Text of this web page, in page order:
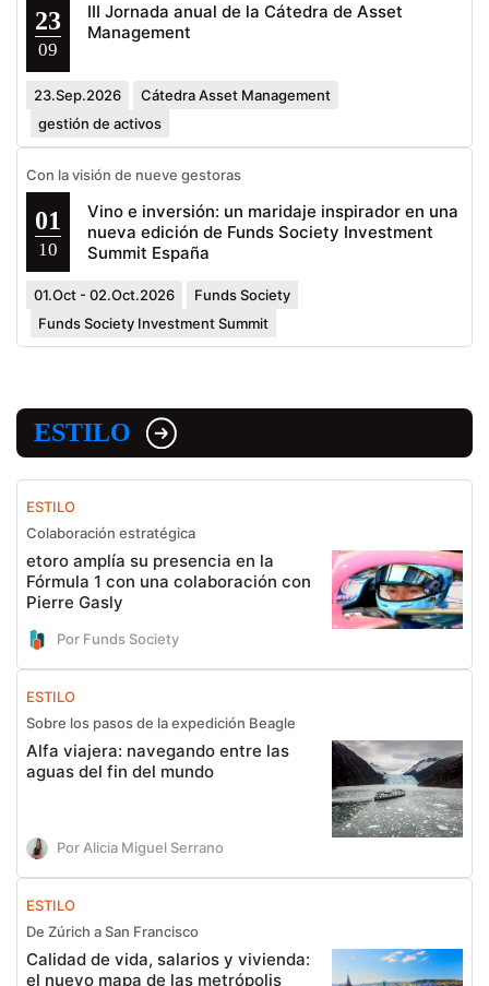
23
09
III Jornada anual de la Cátedra de Asset
Management
23.Sep.2026
Cátedra Asset Management
gestión de activos
Con la visión de nueve gestoras
01
10
Vino e inversión: un maridaje inspirador en una
nueva edición de Funds Society Investment
Summit España
01.Oct - 02.Oct.2026
Funds Society
Funds Society Investment Summit
ESTILO
ESTILO
Colaboración estratégica
etoro amplía su presencia en la
Fórmula 1 con una colaboración con
Pierre Gasly
Por Funds Society
ESTILO
Sobre los pasos de la expedición Beagle
Alfa viajera: navegando entre las
aguas del fin del mundo
Por Alicia Miguel Serrano
ESTILO
De Zúrich a San Francisco
Calidad de vida, salarios y vivienda:
el nuevo mapa de las metrópolis